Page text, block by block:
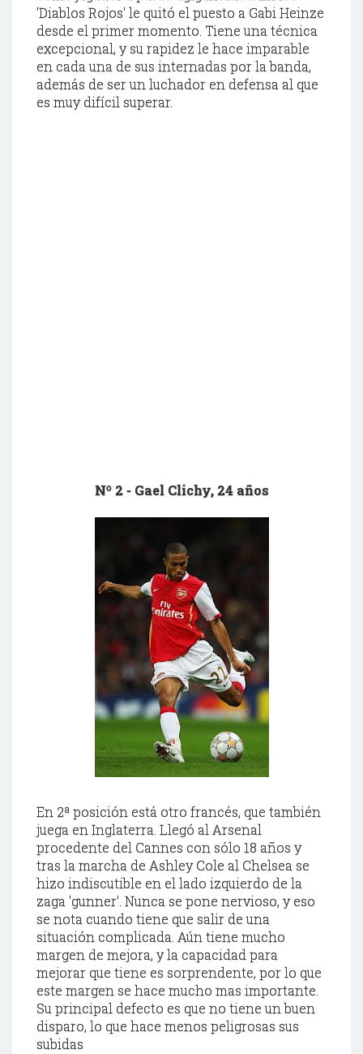
'Diablos Rojos' le quitó el puesto a GabiHeinze
desde el primer momento. Tiene una técnica
excepcional, y su rapidez le hace imparable
en cada una de sus internadas por la banda,
además de ser un luchador en defensa al que
es muydifícil superar.
Nº 2 -Gael Clichy, 24 años
En 2ª posición está otro francés, que también
juega enInglaterra. Llegó al Arsenal
procedente del Cannes con sólo 18 años y
tras la marcha de Ashley Cole al Chelsea se
hizo indiscutible en el lado izquierdo de la
zaga 'gunner'. Nunca se pone nervioso, y eso
se nota cuando tiene que salir de una
situación complicada. Aún tiene mucho
margen de mejora, y la capacidad para
mejorar que tiene es sorprendente, por lo que
este margen se hace mucho mas importante.
Su principal defecto es que no tiene un buen
disparo, lo que hace menos peligrosas sus
subidas